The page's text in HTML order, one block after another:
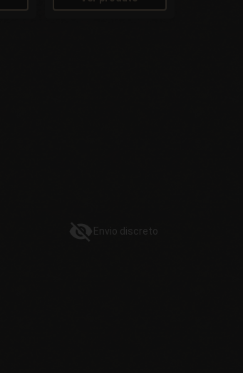
Envio discreto